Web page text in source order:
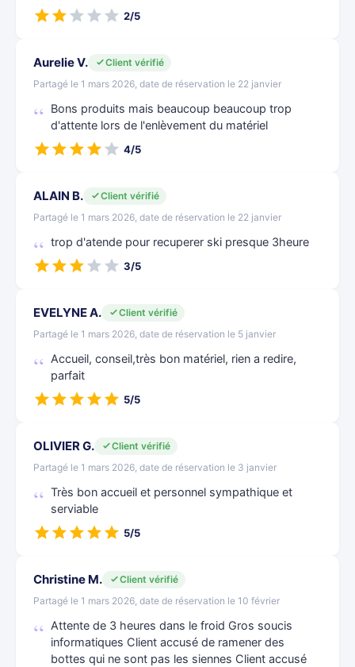
2/5
Aurelie V.
Client vérifié
Partagé le 1 mars 2026, date de réservation le 22 janvier
Bons produits mais beaucoup beaucoup trop
d'attente lors de l'enlèvement du matériel
4/5
ALAIN B.
Client vérifié
Partagé le 1 mars 2026, date de réservation le 22 janvier
trop d'atende pour recuperer ski presque 3heure
3/5
EVELYNE A.
Client vérifié
Partagé le 1 mars 2026, date de réservation le 5 janvier
Accueil, conseil,très bon matériel, rien a redire,
parfait
5/5
OLIVIER G.
Client vérifié
Partagé le 1 mars 2026, date de réservation le 3 janvier
Très bon accueil et personnel sympathique et
serviable
5/5
Christine M.
Client vérifié
Partagé le 1 mars 2026, date de réservation le 10 février
Attente de 3 heures dans le froid Gros soucis
informatiques Client accusé de ramener des
bottes qui ne sont pas les siennes Client accusé